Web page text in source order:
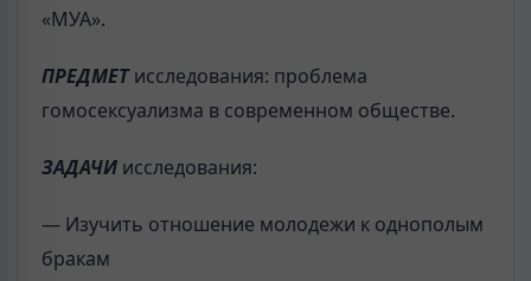
«МУА».
ПРЕДМЕТисследования: проблема
гомосексуализма в современном обществе.
ЗАДАЧИ исследования:
— Изучить отношение молодежи к однополым
бракам